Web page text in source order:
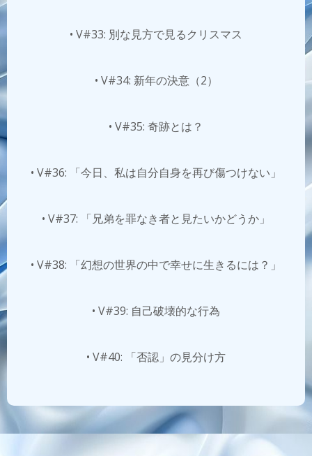
• V#33: 別な見方で見るクリスマス
• V#34: 新年の決意（2）
• V#35: 奇跡とは？
• V#36: 「今日、私は自分自身を再び傷つけない」
• V#37: 「兄弟を罪なき者と見たいかどうか」
• V#38: 「幻想の世界の中で幸せに生きるには？」
• V#39: 自己破壊的な行為
• V#40: 「否認」の見分け方